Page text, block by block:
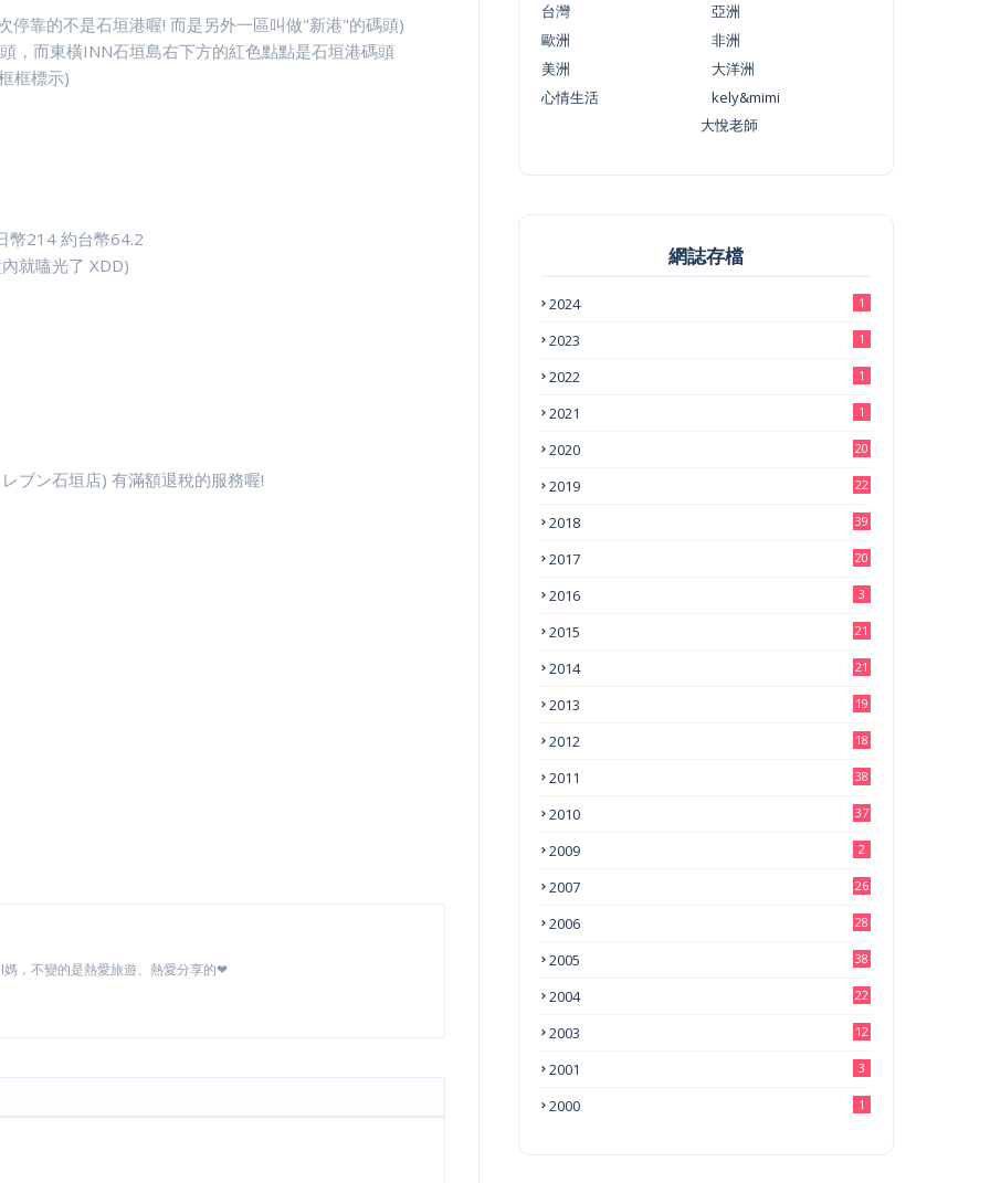
靠的不是石垣港喔! 而是另外一區叫做"新港"的碼頭)
，而東橫INN石垣島右下方的紅色點點是石垣港碼頭
框標示)
幣214 約台幣64.2
就嗑光了 XDD)
ブン石垣店) 有滿額退稅的服務喔!
，不變的是熱愛旅遊、熱愛分享的❤
台灣
亞洲
歐洲
非洲
美洲
大洋洲
心情生活
kely&mimi
大悅老師
網誌存檔
2024 1
2023 1
2022 1
2021 1
2020 20
2019 22
2018 39
2017 20
2016 3
2015 21
2014 21
2013 19
2012 18
2011 38
2010 37
2009 2
2007 26
2006 28
2005 38
2004 22
2003 12
2001 3
2000 1